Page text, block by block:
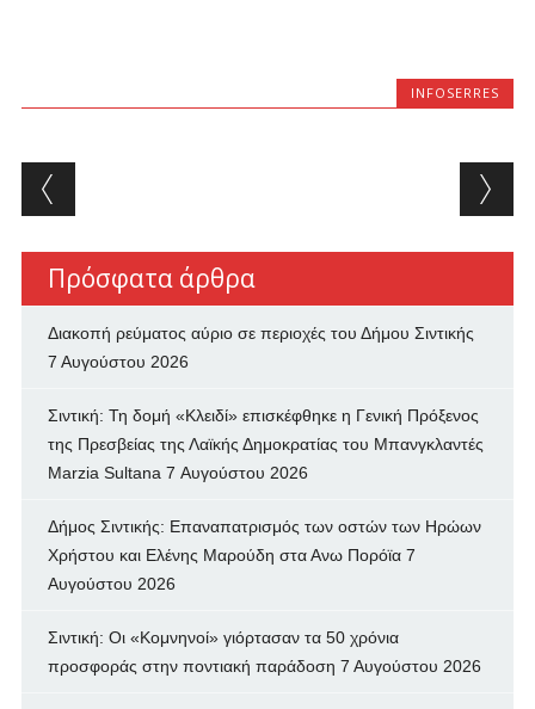
INFOSERRES
Post navigation
Πρόσφατα άρθρα
Διακοπή ρεύματος αύριο σε περιοχές του Δήμου Σιντικής
7 Αυγούστου 2026
Σιντική: Τη δομή «Κλειδί» επισκέφθηκε η Γενική Πρόξενος
της Πρεσβείας της Λαϊκής Δημοκρατίας του Μπανγκλαντές
Marzia Sultana 7 Αυγούστου 2026
Δήμος Σιντικής: Επαναπατρισμός των oστών των Ηρώων
Χρήστου και Ελένης Μαρούδη στα Ανω Πορόϊα 7
Αυγούστου 2026
Σιντική: Οι «Κομνηνοί» γιόρτασαν τα 50 χρόνια
προσφοράς στην ποντιακή παράδοση 7 Αυγούστου 2026